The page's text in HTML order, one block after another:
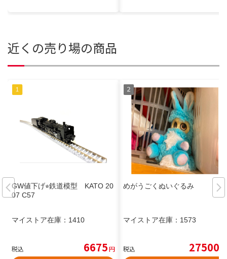
近くの売り場の商品
GW値下げ⭐︎鉄道模型 KATO 20
07 C57
マイストア在庫： 1410
税込 6675円
めがうごくぬいぐるみ
マイストア在庫： 1573
税込 27500